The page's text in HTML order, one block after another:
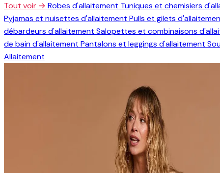
Tout voir → Robes d'allaitement Tuniques et chemisiers
Pyjamas et nuisettes d'allaitement Pulls et gilets
débardeurs d'allaitement Salopettes et combinaisons
de bain d'allaitement Pantalons et leggings d'allaitement
Allaitement